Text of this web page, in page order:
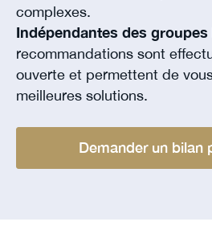
complexes.
Indépendantes des
recommandations sont
ouverte et permettent de
meilleures solutions.
Demander un bilan